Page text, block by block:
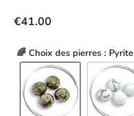
€41.00
🌈 Choix des pierres : Pyrite